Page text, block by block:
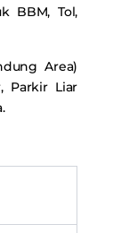
BBM, Tol,
Area)
Parkir Liar